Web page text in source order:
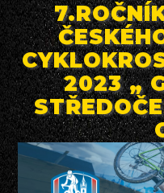
2023 „